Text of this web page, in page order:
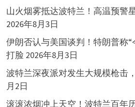
山火烟雾抵达波特兰！高温预警
2026年8月3日
伊朗否认与美国谈判！特朗普称
打脸 2026年8月3日
波特兰深夜派对发生大规模枪击
月2日
滚滚浓烟冲上天空！波特兰百年